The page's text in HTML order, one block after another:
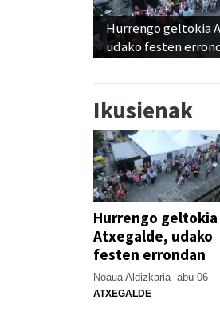
Hurrengo geltokia
udako festen
Ikusienak
Hurrengo geltokia
Atxegalde, udako
festen errondan
Noaua Aldizkaria abu 06
ATXEGALDE